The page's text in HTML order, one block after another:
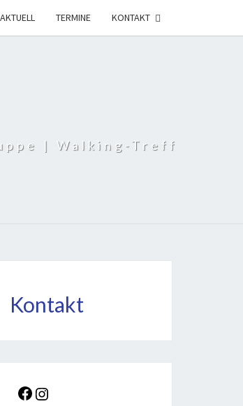
AKTU­ELL TER­MI­NE KON­TAKT
| Walking-Treff
Kontakt